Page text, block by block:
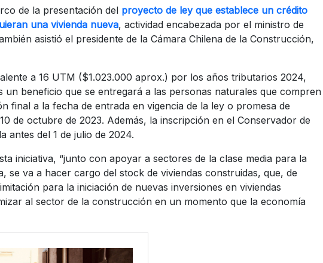
de la presentación del proyecto de ley que establece un crédito
una vivienda nueva, actividad encabezada por el ministro de
asistió el presidente de la Cámara Chilena de la Construcción,
a 16 UTM ($1.023.000 aprox.) por los años tributarios 2024,
un beneficio que se entregará a las personas naturales que compren
final a la fecha de entrada en vigencia de la ley o promesa de
de octubre de 2023. Además, la inscripción en el Conservador de
antes del 1 de julio de 2024.
iniciativa, “junto con apoyar a sectores de la clase media para la
se va a hacer cargo del stock de viviendas construidas, que, de
para la iniciación de nuevas inversiones en viviendas
al sector de la construcción en un momento que la economía